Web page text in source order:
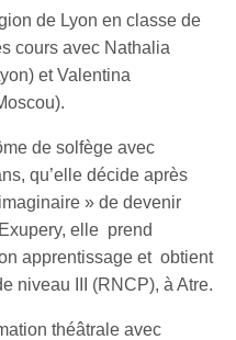
de Lyon en classe de
cours avec Nathalia
et Valentina
de solfège avec
qu’elle décide après
» de devenir
elle prend
apprentissage et obtient
niveau III (RNCP), à Atre.
théâtrale avec